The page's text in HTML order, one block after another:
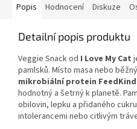
Popis Hodnocení Diskuze
Detailní popis produktu
Veggie Snack od I Love My Cat
pamlsků. Místo masa nebo
mikrobiální protein
hodnotný a šetrný k planetě.
obilovin, lepku a přidaného
intolerancemi nebo citlivým